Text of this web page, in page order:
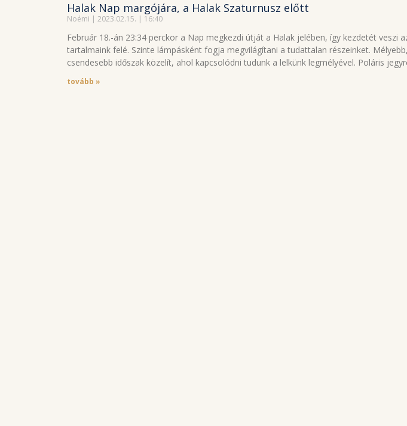
Halak Nap margójára, a Halak Szaturnusz előtt
Noémi 2023.02.15. 16:40
Február 18.-án 23:34 perckor a Nap megkezdi útját a Halak jelében, így kezdetét veszi
tartalmaink felé. Szinte lámpásként fogja megvilágítani a tudattalan részeinket.
csendesebb időszak közelít, ahol kapcsolódni tudunk a lelkünk legmélyével. Poláris
tovább »